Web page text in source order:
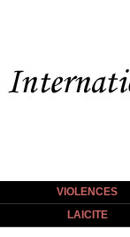
VIOLENCES
LAICITE